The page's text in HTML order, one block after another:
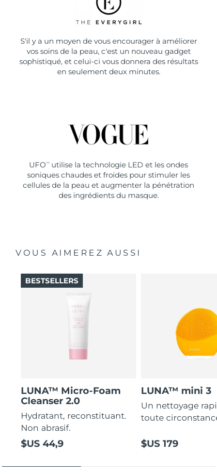
S'il y a un moyen de vous encourager à améliorer
vos soins de la peau, c'est un nouveau gadget
sophistiqué, et celui-ci vous donnera des résultats
en seulement deux minutes.
UFO TM
utilise la technologie LED et les ondes
soniques chaudes et froides pour stimuler les
cellules de la peau et augmenter la pénétration
des ingrédients du masque.
VOUS AIMEREZ AUSSI
LUNA™ Micro-Foam
Cleanser 2.0
Hydratant, reconstituant.
Non abrasif.
$US 44,9
BESTSELLERS
LUNA™ mini 3
Un nettoyage
toute
$US 179